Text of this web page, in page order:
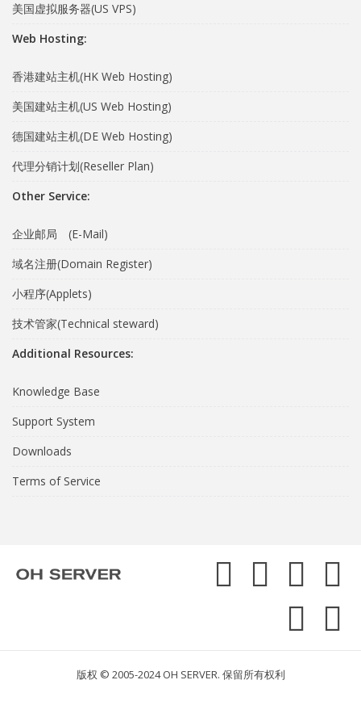
美国虚拟服务器(US VPS)
Web Hosting:
香港建站主机(HK Web Hosting)
美国建站主机(US Web Hosting)
德国建站主机(DE Web Hosting)
代理分销计划(Reseller Plan)
Other Service:
企业邮局 (E-Mail)
域名注册(Domain Register)
小程序(Applets)
技术管家(Technical steward)
Additional Resources:
Knowledge Base
Support System
Downloads
Terms of Service
版权 © 2005-2024 OH SERVER. 保留所有权利